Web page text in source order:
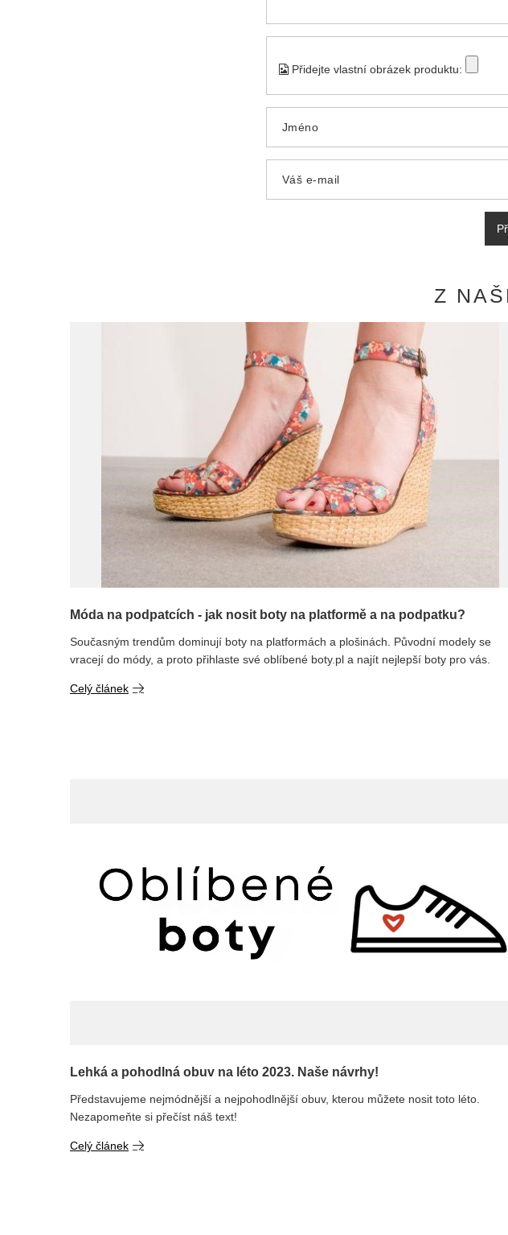
Přidejte vlastní obrázek produktu:
Jméno
Váš e-mail
Z
Móda na podpatcích - jak nosit boty na platformě a na podpatku?
Současným trendům dominují boty na platformách a plošinách. Původní modely se
vracejí do módy, a proto přihlaste své oblíbené boty.pl a najít nejlepší boty pro vás.
Celý článek
Lehká a pohodlná obuv na léto 2023. Naše návrhy!
Představujeme nejmódnější a nejpohodlnější obuv, kterou můžete nosit toto léto.
Nezapomeňte si přečíst náš text!
Celý článek